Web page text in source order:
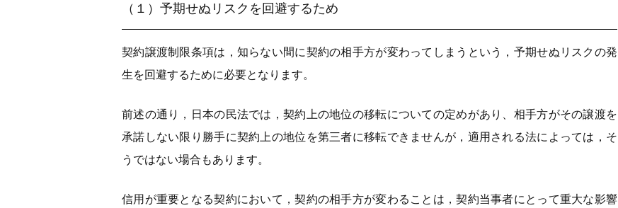
（１）予期せぬリスクを回避するため
契約譲渡制限条項は，知らない間に契約の相手方が変わってしまうという，予期せぬリスクの発
生を回避するために必要となります。
前述の通り，日本の民法では，契約上の地位の移転についての定めがあり、相手方がその譲渡を
承諾しない限り勝手に契約上の地位を第三者に移転できませんが，適用される法によっては，そ
うではない場合もあります。
信用が重要となる契約において，契約の相手方が変わることは，契約当事者にとって重大な影響